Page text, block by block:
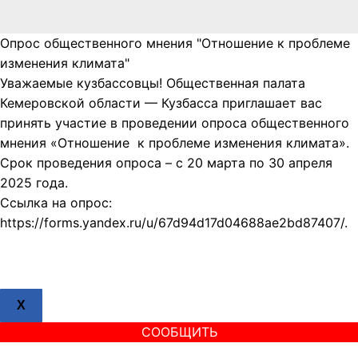
Опрос общественного мнения "Отношение к проблеме
изменения климата"
Уважаемые кузбассовцы! Общественная палата
Кемеровской области — Кузбасса приглашает вас
принять участие в проведении опроса общественного
мнения «Отношение к проблеме изменения климата».
Срок проведения опроса – с 20 марта по 30 апреля
2025 года.
Ссылка на опрос:
https://forms.yandex.ru/u/67d94d17d04688ae2bd87407/.
X
СООБЩИТЬ